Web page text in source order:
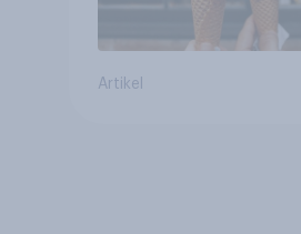
Artikel